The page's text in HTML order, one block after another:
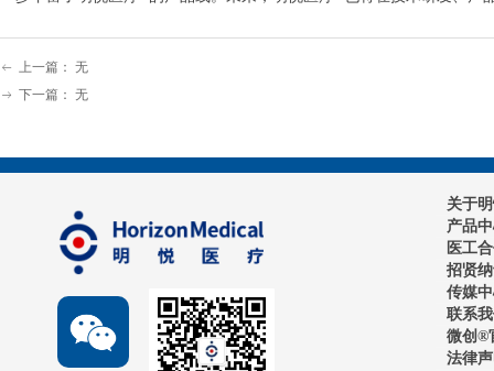
ꂃ 上一篇： 无
ꁹ 下一篇： 无
关于
产品
医工
招贤
传媒
联系
微创®
法律